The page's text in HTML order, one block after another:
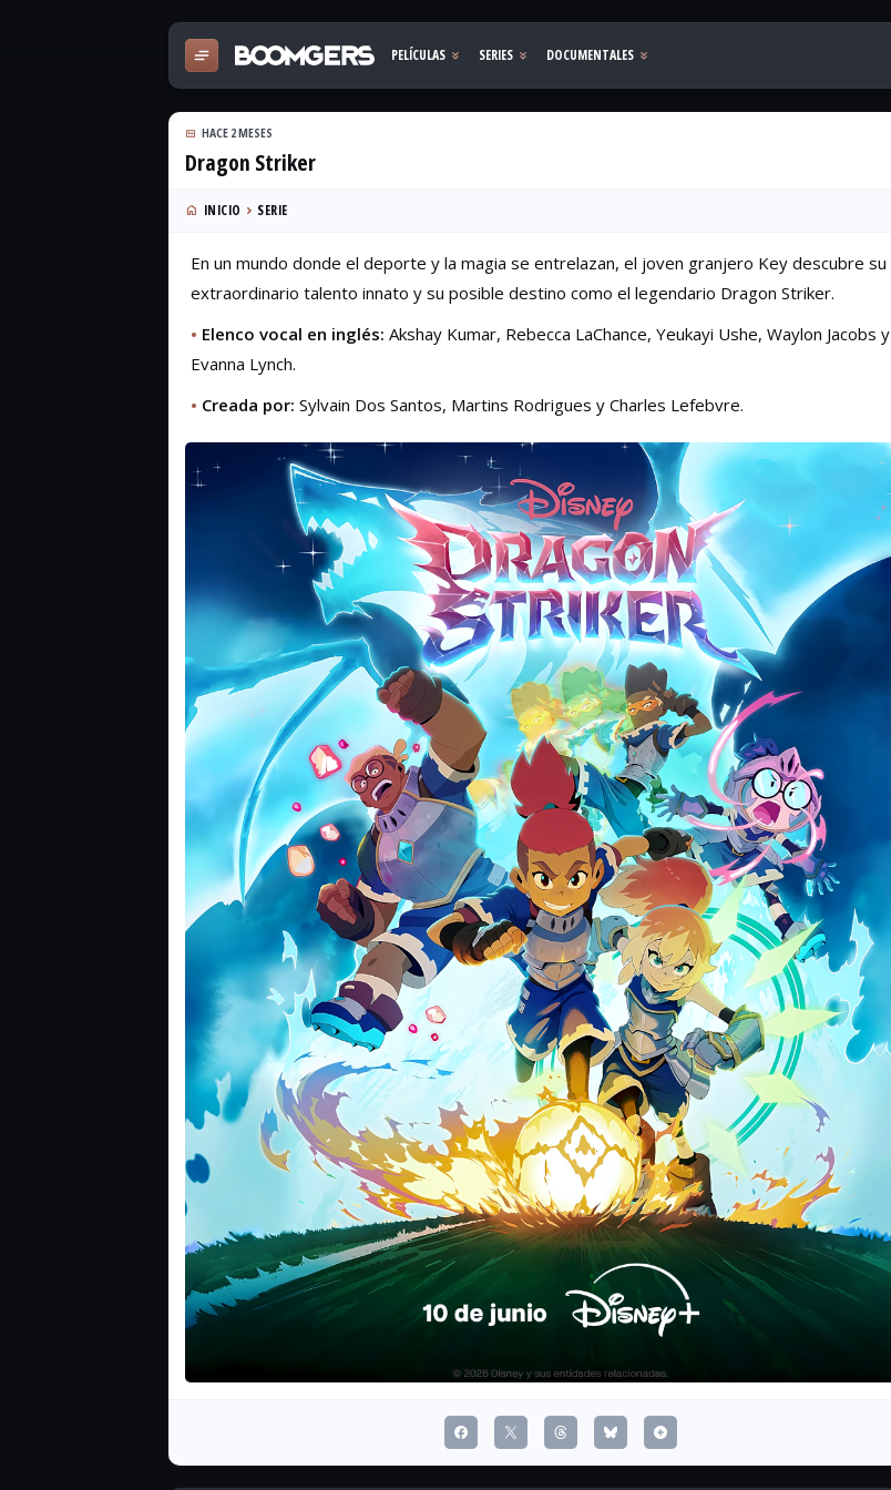
HACE 2 MESES
Dragon Striker
INICIO SERIE
En un mundo donde el deporte y la magia se entrelazan, el joven granjero Key descubre su
extraordinario talento innato y su posible destino como el legendario Dragon Striker.
• Elenco vocal en inglés: Akshay Kumar, Rebecca LaChance, Yeukayi Ushe, Waylon Jacobs y
Evanna Lynch.
• Creada por: Sylvain Dos Santos, Martins Rodrigues y Charles Lefebvre.